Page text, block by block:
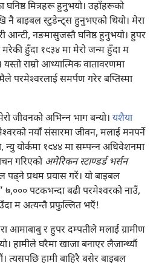
घनिष्ठ मित्रहरू हुनुभयो। उहाँहरूको
नै बाइबल स्टुडेन्ट्‌स हुनुभएको थियो। मेरा
नङमासुजस्तै घनिष्ठ हुनुभयो। हुपर
मरेकी हुँदा १९३४ मा मेरो जन्म हुँदा म
राम्रो आध्यात्मिक वातावरणमा
परमेश्‍वरलाई समर्पण गरेर बप्तिस्मा
जीवनको अभिन्‍न भाग बन्यो। यशैया
नयाँ संसारमा जीवन, मलाई मनपर्ने
न्यु योर्कमा १९४४ मा सम्पन्‍न अधिवेशनमा
गरिएको अमेरिकन स्टाण्डर्ड भर्सन
पढ्‌ने प्रथम प्रयास गरें। यो बाइबल
७,००० पटकभन्दा बढी परमेश्‍वरको नाउँ,
म अत्यन्तै प्रफुल्लित भएँ!
आमाबाबु र हुपर दम्पतीले मलाई ग्रामीण
हामीले घरैमा खाजा बनाएर लैजान्थ्यौं
त्यसपछि हामी बाहिरै बसेर बाइबल